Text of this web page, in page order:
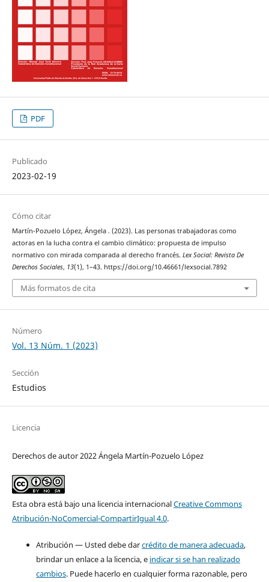
PDF
Publicado
2023-02-19
Cómo citar
Martín-Pozuelo López, Ángela . (2023). Las personas trabajadoras como
actoras en la lucha contra el cambio climático: propuesta de impulso
normativo con mirada comparada al derecho francés. Lex Social: Revista De
Derechos Sociales, 13(1), 1–43. https://doi.org/10.46661/lexsocial.7892
Más formatos de cita
Número
Vol. 13 Núm. 1 (2023)
Sección
Estudios
Licencia
Derechos de autor 2022 Ángela Martín-Pozuelo López
Esta obra está bajo una licencia internacionalCreative Commons
Atribución-NoComercial-CompartirIgual 4.0.
Atribución — Usted debe darcrédito de manera adecuada,
brindar un enlace a la licencia, e indicar si se han realizado
cambios. Puede hacerlo en cualquier forma razonable, pero